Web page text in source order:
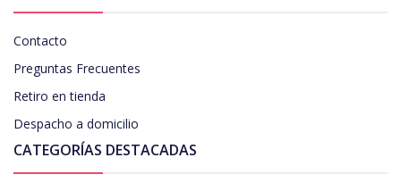
Contacto
Preguntas Frecuentes
Retiro en tienda
Despacho a domicilio
CATEGORÍAS DESTACADAS